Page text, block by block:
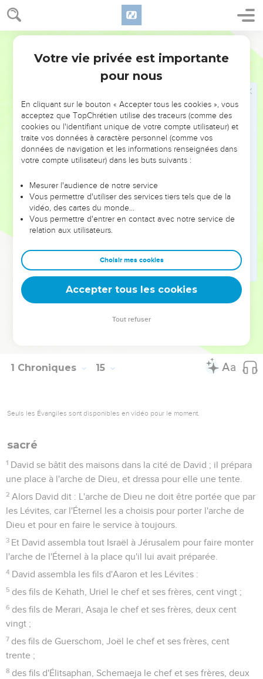
1 Chroniques 14
9 Les Philistins arrivèrent, et se répandirent dans la vallée
des Rephaïm.
Philistins, et les livreras-tu entre mes mains ? Et l'Éternel lui
dit : Monte, et je les livrerai entre tes mains.
dit : Dieu a dispersé mes ennemis par ma main, comme des
eaux qui s'écoulent. C'est pourquoi l'on a donné à ce lieu le
nom de Baal Peratsim.
Ils laissèrent là leurs dieux, qui furent brûlés au feu d'après
Les Philistins se répandirent de nouveau dans la vallée.
David consulta encore Dieu. Et Dieu lui dit : Tu ne
monteras pas après eux ; détourne-toi d'eux, et tu arriveras
sur eux vis-à-vis des mûriers.
Quand tu entendras un bruit de pas dans les cimes des
mûriers, alors tu sortiras pour combattre, car c'est Dieu qui
marche devant toi pour battre l'armée des Philistins.
David fit ce que Dieu lui avait ordonné, et l'armée des
1 Chroniques 15
Seuls les Évangiles sont disponibles en vidéo pour le moment.
sacré
1 David se bâtit des maisons dans la cité de David ; il prépara
une place à l'arche de Dieu, et dressa pour elle une tente.
2 Alors David dit : L'arche de Dieu ne doit être portée que par
les Lévites, car l'Éternel les a choisis pour porter l'arche de
Dieu et pour en faire le service à toujours.
3 Et David assembla tout Israël à Jérusalem pour faire monter
l'arche de l'Éternel à la place qu'il lui avait préparée.
4 David assembla les fils d'Aaron et les Lévites :
5 des fils de Kehath, Uriel le chef et ses frères, cent vingt ;
6 des fils de Merari, Asaja le chef et ses frères, deux cent
vingt ;
7 des fils de Guerschom, Joël le chef et ses frères, cent
trente ;
8 des fils d'Élitsaphan, Schemaeja le chef et ses frères, deux
Votre vie privée est importante
pour nous
En cliquant sur le bouton « Accepter tous les cookies », vous
acceptez que TopChrétien utilise des traceurs (comme des
cookies ou l'identifiant unique de votre compte utilisateur) et
traite vos données à caractère personnel (comme vos
données de navigation et les informations renseignées dans
votre compte utilisateur) dans les buts suivants :
Mesurer l'audience de notre service
Vous permettre d'utiliser des services tiers tels que de la
vidéo, des cartes du monde…
Vous permettre d'entrer en contact avec notre service de
relation aux utilisateurs.
Choisir mes cookies
Accepter tous les cookies
Tout refuser